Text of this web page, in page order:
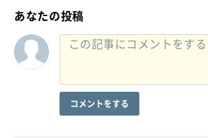
あなたの投稿
コメントをする